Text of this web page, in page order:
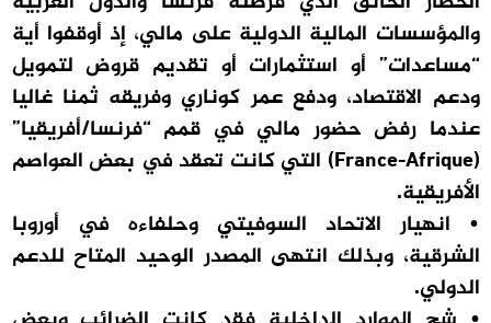
والمؤسسات المالية الدولية على مالي، إذ أوقفوا أية
“مساعدات” أو استثمارات أو تقديم قروض لتمويل
ودعم الاقتصاد، ودفع عمر كوناري وفريقه ثمنا غاليا
عندما رفض حضور مالي في قمم “فرنسا/أفريقيا”
(France-Afrique) التي كانت تعقد في بعض العواصم
الأفريقية.
• انهيار الاتحاد السوفيتي وحلفاءه في أوروبا
الشرقية، وبذلك انتهى المصدر الوحيد المتاح للدعم
الدولي.